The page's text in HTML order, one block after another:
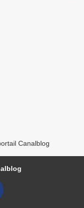
Canalblog